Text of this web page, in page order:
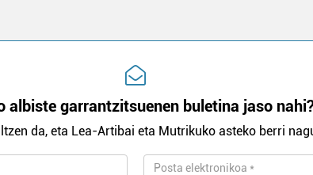
albiste garrantzitsuenen buletina jaso
da, eta Lea-Artibai eta Mutrikuko asteko berri